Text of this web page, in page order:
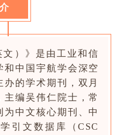
文）》是由工业和信
和中国宇航学会深空
的学术期刊，双月
编吴伟仁院士，常
中文核心期刊、中
引文数据库（CSC